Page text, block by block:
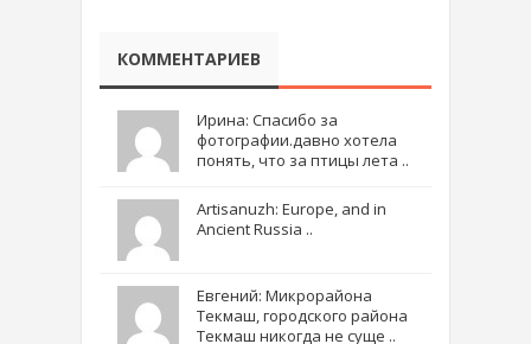
КОММЕНТАРИЕВ
Ирина: Спасибо за
фотографии.давно хотела
понять, что за птицы лета ..
Artisanuzh: Europe, and in
Ancient Russia ..
Евгений: Микрорайона
Текмаш, городского района
Текмаш никогда не суще ..